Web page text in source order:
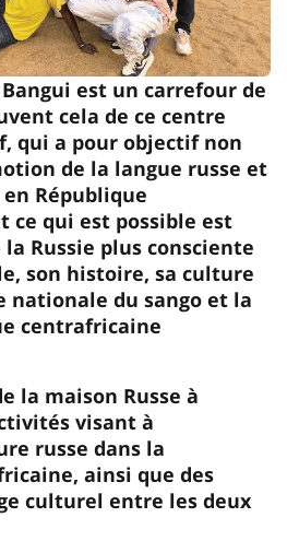
est un carrefour de
cela de ce centre
qui a pour objectif non
de la langue russe et
République
ce qui est possible est
Russie plus consciente
son histoire, sa culture
nationale du sango et la
centrafricaine
la maison Russe à
visant à
russe dans la
ainsi que des
culturel entre les deux